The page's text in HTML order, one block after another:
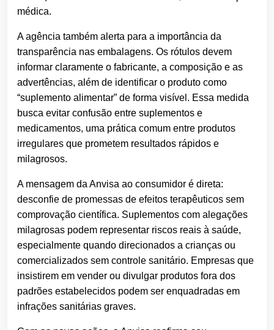
médica.
A agência também alerta para a importância da
transparência nas embalagens. Os rótulos devem
informar claramente o fabricante, a composição e as
advertências, além de identificar o produto como
“suplemento alimentar” de forma visível. Essa medida
busca evitar confusão entre suplementos e
medicamentos, uma prática comum entre produtos
irregulares que prometem resultados rápidos e
milagrosos.
A mensagem da Anvisa ao consumidor é direta:
desconfie de promessas de efeitos terapêuticos sem
comprovação científica. Suplementos com alegações
milagrosas podem representar riscos reais à saúde,
especialmente quando direcionados a crianças ou
comercializados sem controle sanitário. Empresas que
insistirem em vender ou divulgar produtos fora dos
padrões estabelecidos podem ser enquadradas em
infrações sanitárias graves.